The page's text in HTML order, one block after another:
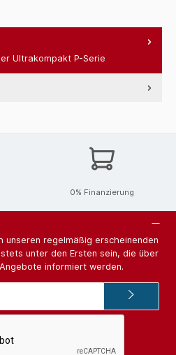
Ultrakompakt P-Serie
0% Finanzierung
unseren regelmäßig erscheinenden
unter den Ersten sein, die über
informiert werden.